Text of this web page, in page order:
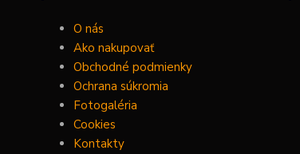
O nás
Ako nakupovať
Obchodné podmienky
Ochrana súkromia
Fotogaléria
Cookies
Kontakty